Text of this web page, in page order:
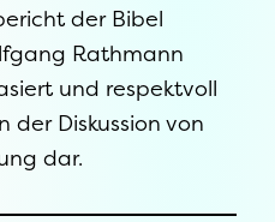
der Bibel
Rathmann
und respektvoll
der Diskussion von
dar.